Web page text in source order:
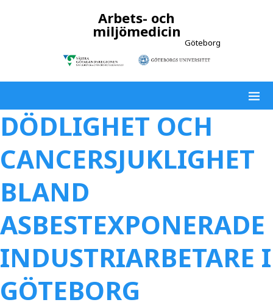
Arbets- och
miljömedicin
Göteborg
DÖDLIGHET OCH
CANCERSJUKLIGHET
BLAND
ASBESTEXPONERADE
INDUSTRIARBETARE I
GÖTEBORG